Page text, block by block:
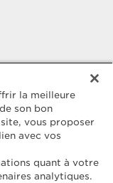
la meilleure
son bon
vous proposer
avec vos
quant à votre
analytiques.